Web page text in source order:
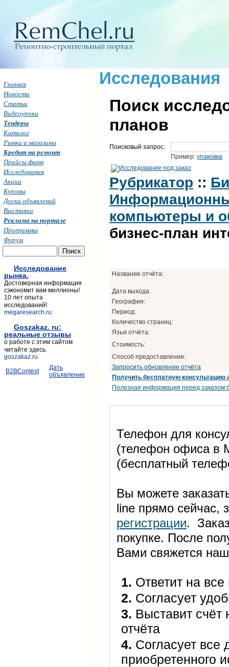
Исследования
Поиск
планов
Поисковый запрос:
Пример: упаковка
Рубрикатор ::
компьютеры и
бизнес-план
Название отчёта:
Дата выхода:
География:
Период:
Количество страниц:
Язык отчёта:
Стоимость:
Способ предоставления:
Запросить обновление отчёта
Получить бесплатную консультацию
Полезная информация перед заказом
Телефон для
(телефон офиса в
(бесплатный
Вы можете
line прямо
регистрации.
покупке. После
Вами свяжется
1. Ответит на
2. Согласует
3. Выставит счёт
отчёта
4. Согласует все
приобретенного
Главная
Новости
Статьи
Видеоуроки
Тендеры
Каталог
Рынки и магазины
Кредит на ремонт
Прайсы фирм
Исследования
Акции
Купоны
Доска объявлений
Выставки
Реклама на портале
Программы
Форум
Исследование
рынка.
Достоверная информация
сэкономит вам миллионы!
10 лет опыта
исследований!
megaresearch.ru
Goszakaz. ru:
реальные отзывы
о работе с этим сайтом
читайте здесь.
goszakaz.ru
B2BContext
Дать
объявление